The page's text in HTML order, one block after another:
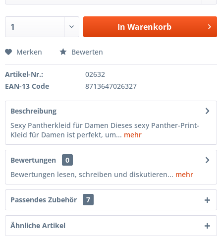
In Warenkorb
Merken Bewerten
Artikel-Nr.:
02632
EAN-13 Code
8713647026327
Beschreibung
Sexy Pantherkleid für Damen Dieses sexy Panther-Print-
Kleid für Damen ist perfekt, um... mehr
Bewertungen
0
Bewertungen lesen, schreiben und diskutieren... mehr
Passendes Zubehör 7
Ähnliche Artikel